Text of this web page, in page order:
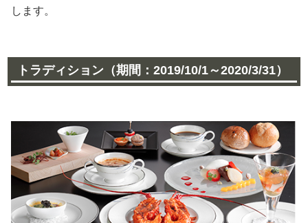
します。
トラディション（期間：2019/10/1～2020/3/31）